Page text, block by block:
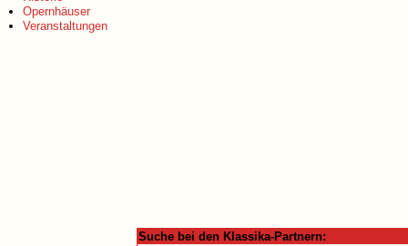
Opernhäuser
Veranstaltungen
Suche bei den Klassika-Partnern: